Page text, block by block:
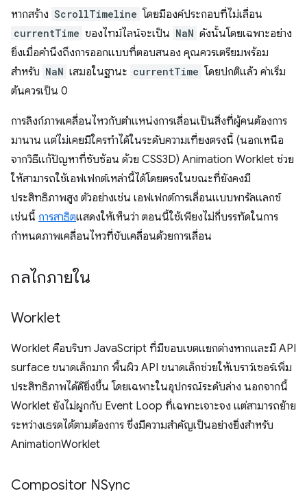
หากสร้าง ScrollTimeline โดยมีองค์ประกอบที่ไม่เลื่อน
currentTime ของไทม์ไลน์จะเป็น NaN ดังนั้นโดยเฉพาะอย่าง
ยิ่งเมื่อคำนึงถึงการออกแบบที่ตอบสนอง คุณควรเตรียมพร้อม
สำหรับ NaN เสมอในฐานะ currentTime โดยปกติแล้ว ค่าเริ่ม
ต้นควรเป็น 0
การลิงก์ภาพเคลื่อนไหวกับตำแหน่งการเลื่อนเป็นสิ่งที่ผู้คนต้องการ
มานาน แต่ไม่เคยมีใครทำได้ในระดับความเที่ยงตรงนี้ (นอกเหนือ
จากวิธีแก้ปัญหาที่ซับซ้อน ด้วย CSS3D) Animation Worklet ช่วย
ให้สามารถใช้เอฟเฟกต์เหล่านี้ได้โดยตรงในขณะที่ยังคงมี
ประสิทธิภาพสูง ตัวอย่างเช่น เอฟเฟกต์การเลื่อนแบบพารัลแลกซ์
เช่นนี้ การสาธิตแสดงให้เห็นว่า ตอนนี้ใช้เพียงไม่กี่บรรทัดในการ
กำหนดภาพเคลื่อนไหวที่ขับเคลื่อนด้วยการเลื่อน
กลไกภายใน
Worklet
Worklet คือบริบท JavaScript ที่มีขอบเขตแยกต่างหากและมี API
surface ขนาดเล็กมาก พื้นผิว API ขนาดเล็กช่วยให้เบราว์เซอร์เพิ่ม
ประสิทธิภาพได้ดียิ่งขึ้น โดยเฉพาะในอุปกรณ์ระดับล่าง นอกจากนี้
Worklet ยังไม่ผูกกับ Event Loop ที่เฉพาะเจาะจง แต่สามารถย้าย
ระหว่างเธรดได้ตามต้องการ ซึ่งมีความสำคัญเป็นอย่างยิ่งสำหรับ
AnimationWorklet
Compositor NSync